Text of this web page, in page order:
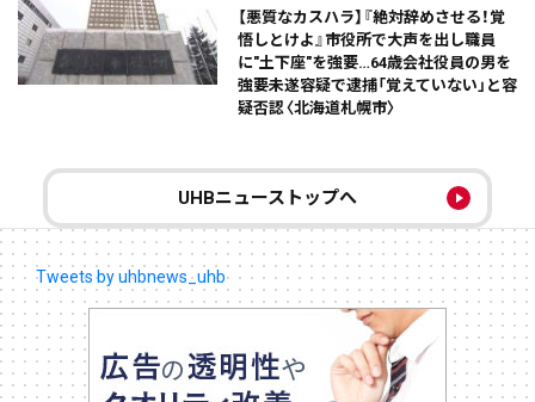
【悪質なカスハラ】『絶対辞めさせる！覚
悟しとけよ』市役所で大声を出し職員
に"土下座"を強要…64歳会社役員の男を
強要未遂容疑で逮捕「覚えていない」と容
疑否認〈北海道札幌市〉
UHBニューストップへ
Tweets by uhbnews_uhb